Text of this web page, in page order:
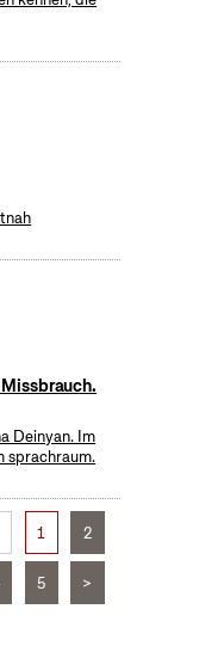
Deinyan. Im
sprachraum.
1 2
5 >